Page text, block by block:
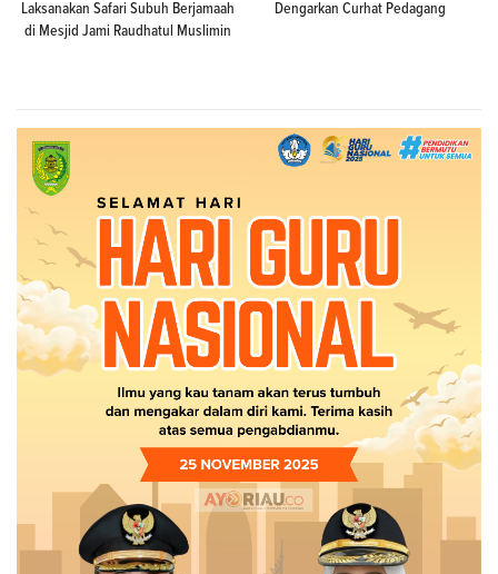
Laksanakan Safari Subuh Berjamaah
di Mesjid Jami Raudhatul Muslimin
Dengarkan Curhat Pedagang